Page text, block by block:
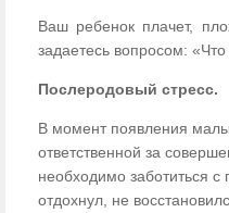
Ваш ребенок плачет,
задаетесь вопросом:
Послеродовый стресс.
В момент появления
ответственной за
необходимо заботиться
отдохнул, не